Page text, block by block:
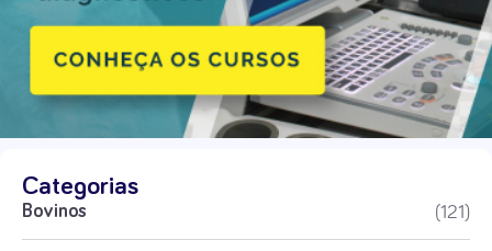
Categorias
Bovinos (121)